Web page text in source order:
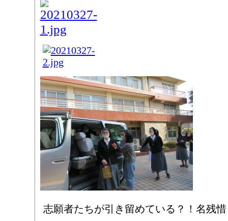
志願者たちが引き留めている？！名残